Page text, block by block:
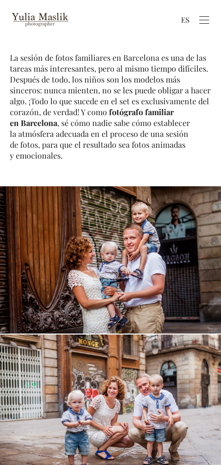
ES
La sesión de fotos familiares en Barcelona es una de las
tareas más interesantes, pero al mismo tiempo difíciles.
Después de todo, los niños son los modelos más
sinceros: nunca mienten, no se les puede obligar a hacer
algo. ¡Todo lo que sucede en el set es exclusivamente del
corazón, de verdad! Y como fotógrafo familiar
en Barcelona, sé cómo nadie sabe cómo establecer
la atmósfera adecuada en el proceso de una sesión
de fotos, para que el resultado sea fotos animadas
y emocionales.